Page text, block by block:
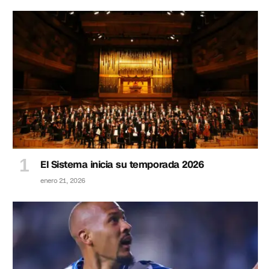
El Sistema inicia su temporada 2026
enero 21, 2026